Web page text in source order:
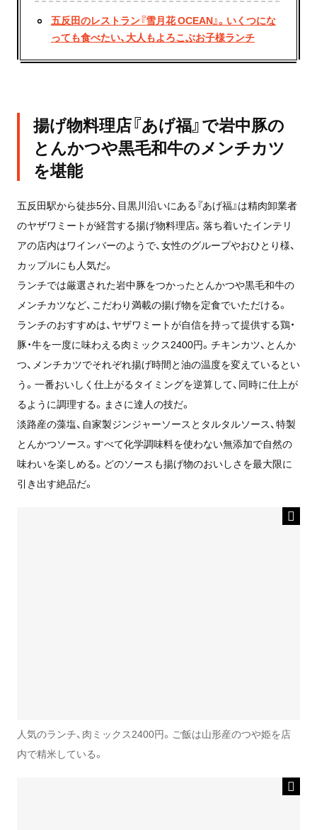
五反田のレストラン『雪月花 OCEAN』。いくつにな
っても食べたい、大人もよろこぶお子様ランチ
揚げ物料理店『あげ福』で岩中豚の
とんかつや黒毛和牛のメンチカツ
を堪能
五反田駅から徒歩5分、目黒川沿いにある『あげ福』は精肉卸業者
のヤザワミートが経営する揚げ物料理店。落ち着いたインテリ
アの店内はワインバーのようで、女性のグループやおひとり様、
カップルにも人気だ。
ランチでは厳選された岩中豚をつかったとんかつや黒毛和牛の
メンチカツなど、こだわり満載の揚げ物を定食でいただける。
ランチのおすすめは、ヤザワミートが自信を持って提供する鶏・
豚・牛を一度に味わえる肉ミックス2400円。チキンカツ、とんか
つ、メンチカツでそれぞれ揚げ時間と油の温度を変えているとい
う。一番おいしく仕上がるタイミングを逆算して、同時に仕上が
るように調理する。まさに達人の技だ。
淡路産の藻塩、自家製ジンジャーソースとタルタルソース、特製
とんかつソース。すべて化学調味料を使わない無添加で自然の
味わいを楽しめる。どのソースも揚げ物のおいしさを最大限に
引き出す絶品だ。
人気のランチ、肉ミックス2400円。ご飯は山形産のつや姫を店
内で精米している。